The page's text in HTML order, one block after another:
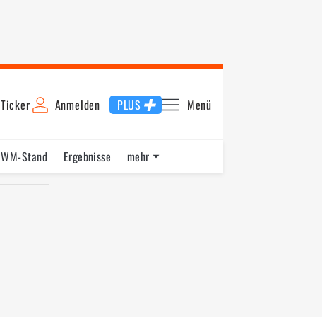
Ticker Anmelden PLUS Menü
WM-Stand
Ergebnisse
mehr